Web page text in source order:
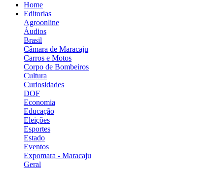
Home
Editorias
Agroonline
Áudios
Brasil
Câmara de Maracaju
Carros e Motos
Corpo de Bombeiros
Cultura
Curiosidades
DOF
Economia
Educação
Eleições
Esportes
Estado
Eventos
Expomara - Maracaju
Geral